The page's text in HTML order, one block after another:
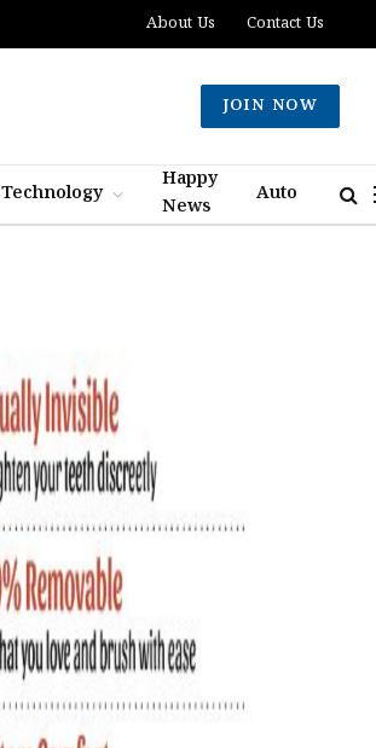
About Us Contact Us
JOIN NOW
Technology
Happy
News
Auto